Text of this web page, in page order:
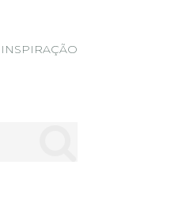
INSPIRAÇÃO